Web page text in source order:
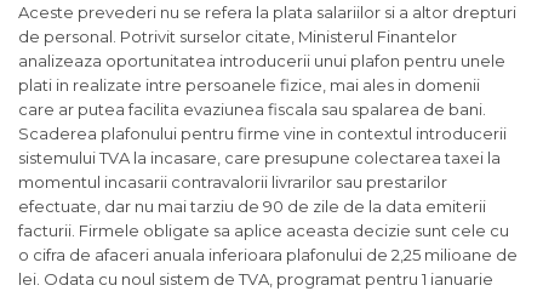
Aceste prevederi nu se refera la plata salariilor si a altor drepturi
de personal. Potrivit surselor citate, Ministerul Finantelor
analizeaza oportunitatea introducerii unui plafon pentru unele
plati in realizate intre persoanele fizice, mai ales in domenii
care ar putea facilita evaziunea fiscala sau spalarea de bani.
Scaderea plafonului pentru firme vine in contextul introducerii
sistemului TVA la incasare, care presupune colectarea taxei la
momentul incasarii contravalorii livrarilor sau prestarilor
efectuate, dar nu mai tarziu de 90 de zile de la data emiterii
facturii. Firmele obligate sa aplice aceasta decizie sunt cele cu
o cifra de afaceri anuala inferioara plafonului de 2,25 milioane de
lei. Odata cu noul sistem de TVA, programat pentru 1 ianuarie